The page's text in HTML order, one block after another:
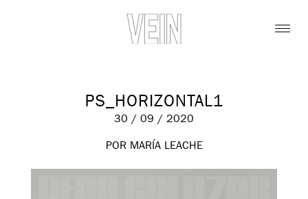
PS_HORIZONTAL1
30 / 09 / 2020
POR MARÍA LEACHE